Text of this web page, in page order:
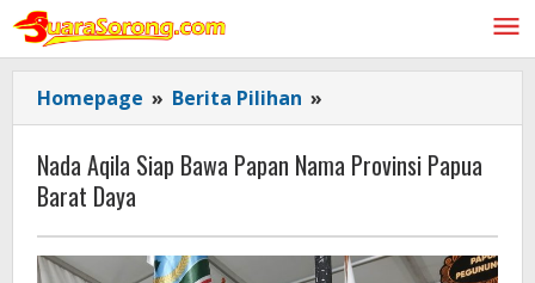
Lewati
konten
Homepage » Berita Pilihan »
Aqila
Siap
Bawa
Nama
Provinsi
Nada Aqila Siap Bawa Papan Nama Provinsi Papua
Barat Daya